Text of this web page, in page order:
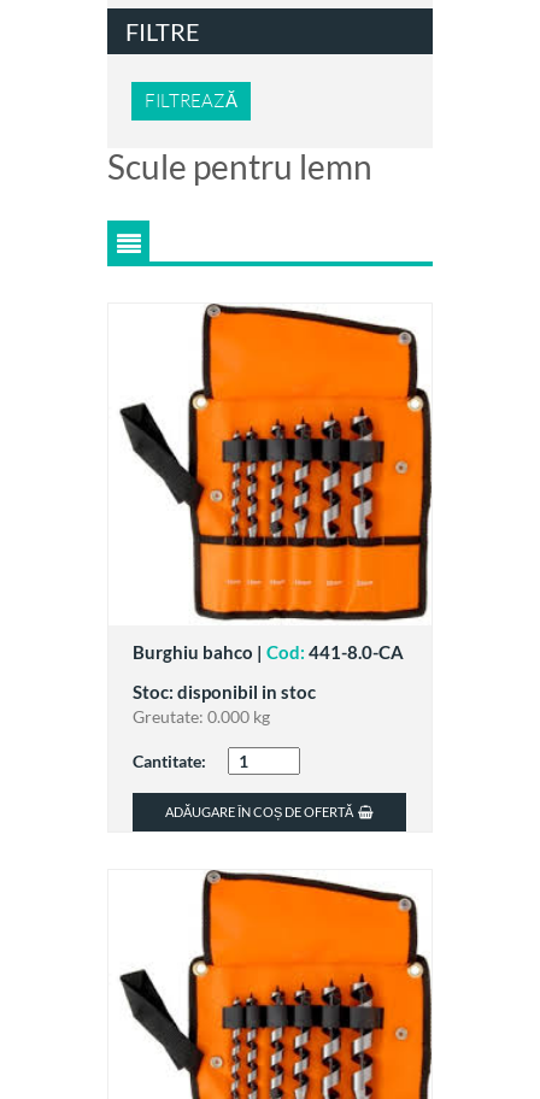
FILTRE
FILTREAZĂ
Scule pentru lemn
Burghiu bahco | Cod: 441-8.0-CA
Stoc: disponibil in stoc
Greutate: 0.000 kg
Cantitate:
ADĂUGARE ÎN COȘ DE OFERTĂ